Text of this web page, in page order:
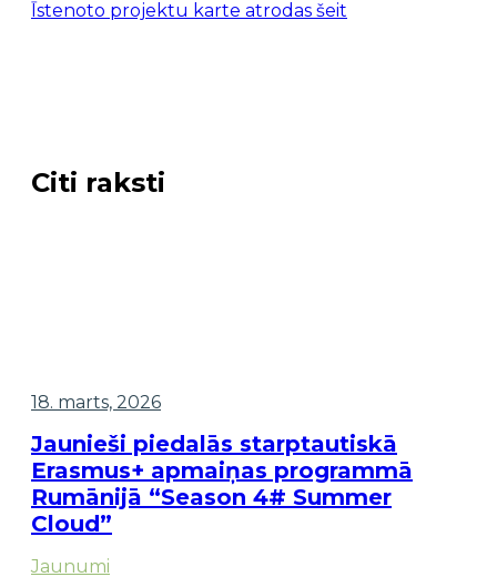
Īstenoto projektu karte atrodas šeit
Citi raksti
18. marts, 2026
Jaunieši piedalās starptautiskā
Erasmus+ apmaiņas programmā
Rumānijā “Season 4# Summer
Cloud”
Jaunumi